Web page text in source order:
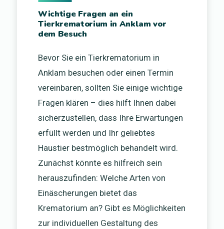
Wichtige Fragen an ein
Tierkrematorium in Anklam vor
dem Besuch
Bevor Sie ein Tierkrematorium in
Anklam besuchen oder einen Termin
vereinbaren, sollten Sie einige wichtige
Fragen klären – dies hilft Ihnen dabei
sicherzustellen, dass Ihre Erwartungen
erfüllt werden und Ihr geliebtes
Haustier bestmöglich behandelt wird.
Zunächst könnte es hilfreich sein
herauszufinden: Welche Arten von
Einäscherungen bietet das
Krematorium an? Gibt es Möglichkeiten
zur individuellen Gestaltung des